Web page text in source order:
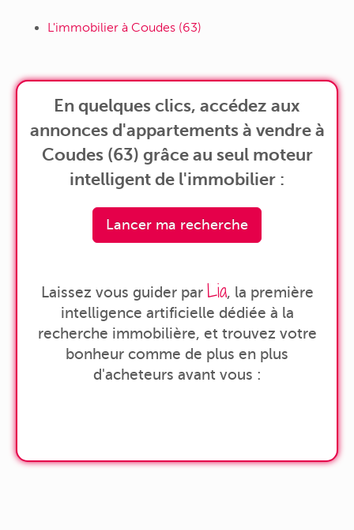
L'immobilier à Coudes (63)
En quelques clics, accédez aux
annonces d'appartements à vendre à
Coudes (63) grâce au seul moteur
intelligent de l'immobilier :
Lancer ma recherche
Laissez vous guider par Lia, la première
intelligence artificielle dédiée à la
recherche immobilière, et trouvez votre
bonheur comme de plus en plus
d'acheteurs avant vous :